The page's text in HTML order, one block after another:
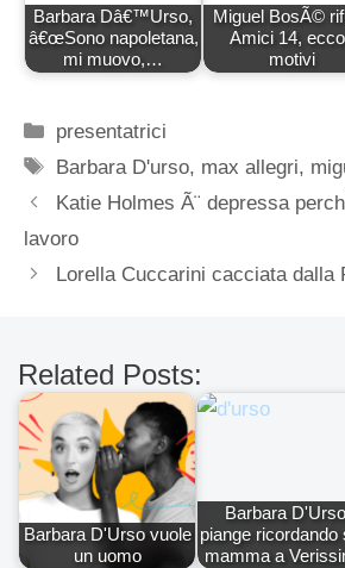
Barbara Dâ€™Urso,
â€œSono napoletana,
mi muovo,…
Miguel BosÃ©
Amici 14,
motivi
Categorie
presentatrici
Tag
Barbara D'urso, max allegri,
Katie Holmes Ã¨ depressa
lavoro
Lorella Cuccarini cacciata dalla
Related Posts:
Barbara D'Urso vuole
un uomo
Barbara D'Urso
piange ricordando
mamma a